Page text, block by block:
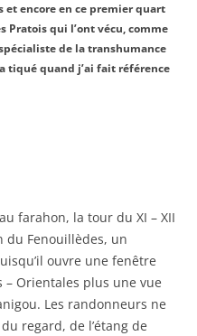
encore en ce premier quart
Pratois qui l’ont vécu, comme
de la transhumance
tiqué quand j’ai fait référence
farahon, la tour du XI – XII
du Fenouillèdes, un
ouvre une fenêtre
Orientales plus une vue
Les randonneurs ne
regard, de l’étang de